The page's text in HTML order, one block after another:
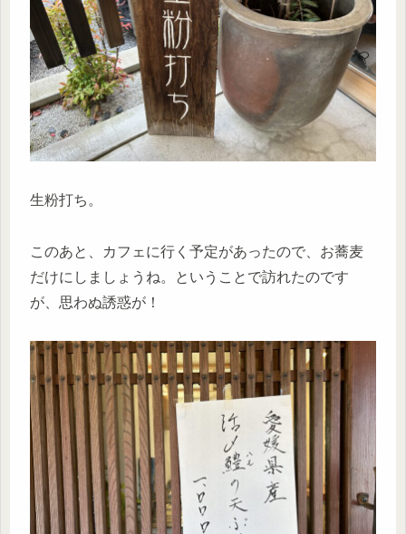
生粉打ち。
このあと、カフェに行く予定があったので、お蕎麦
だけにしましょうね。ということで訪れたのです
が、思わぬ誘惑が！